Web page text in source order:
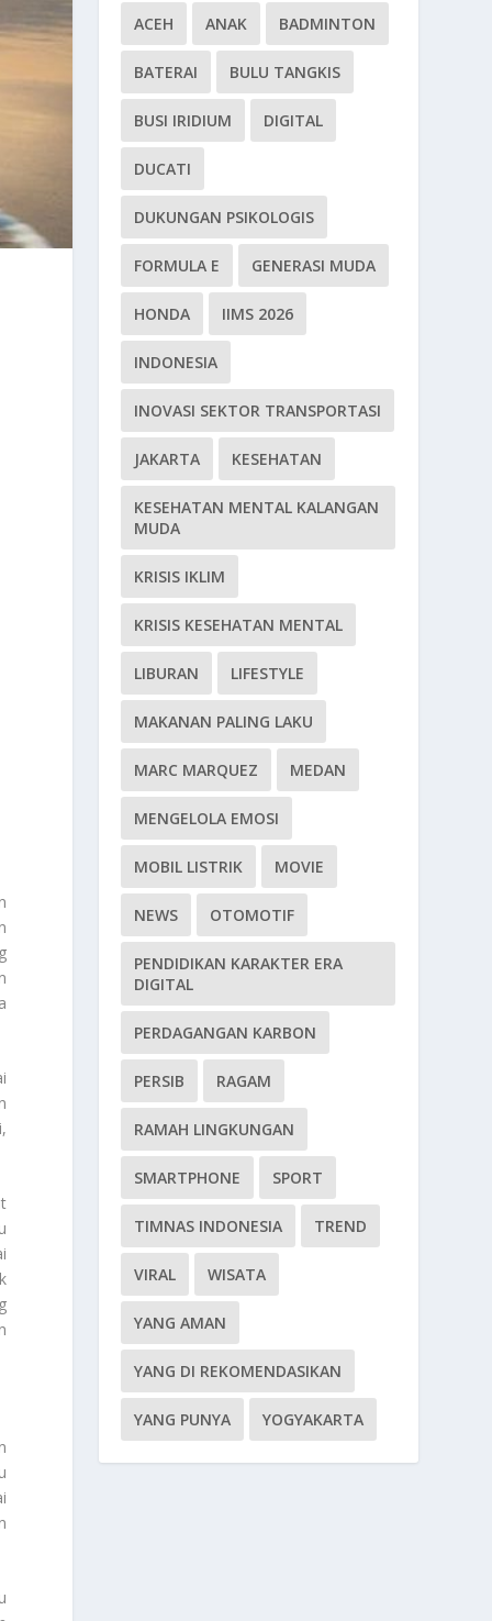
ACEH ANAK BADMINTON
BATERAI BULU TANGKIS
BUSI IRIDIUM DIGITAL
DUCATI
DUKUNGAN PSIKOLOGIS
FORMULA E GENERASI MUDA
HONDA IIMS 2026
INDONESIA
INOVASI SEKTOR TRANSPORTASI
JAKARTA KESEHATAN
KESEHATAN MENTAL KALANGAN
MUDA
KRISIS IKLIM
KRISIS KESEHATAN MENTAL
LIBURAN LIFESTYLE
MAKANAN PALING LAKU
MARC MARQUEZ MEDAN
MENGELOLA EMOSI
MOBIL LISTRIK MOVIE
NEWS OTOMOTIF
PENDIDIKAN KARAKTER ERA
DIGITAL
PERDAGANGAN KARBON
PERSIB RAGAM
RAMAH LINGKUNGAN
SMARTPHONE SPORT
TIMNAS INDONESIA TREND
VIRAL WISATA
YANG AMAN
YANG DI REKOMENDASIKAN
YANG PUNYA YOGYAKARTA